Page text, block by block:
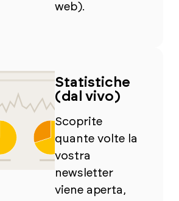
web).
Statistiche
(dal vivo)
Scoprite
quante volte la
vostra
newsletter
viene aperta,